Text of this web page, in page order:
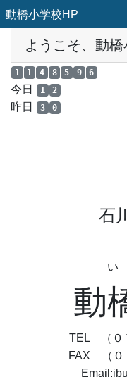
動橋小学校HP
ようこそ、動橋
1 1 4 8 5 9 6
今日 1 2
昨日 3 0
石
い
動
TEL （０
FAX （０